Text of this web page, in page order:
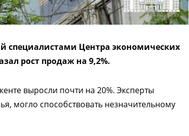
Центра экономических
рост продаж на 9,2%.
выросли почти на 20%. Эксперты
могло способствовать незначительному